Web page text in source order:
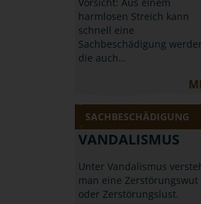
harmlosen Streich kann
schnell eine
Sachbeschädigung
die auch…
SACHBESCHÄDIGUNG
VANDALISMUS
Unter Vandalismus
man eine Zerstörungswut
oder Zerstörungslust.